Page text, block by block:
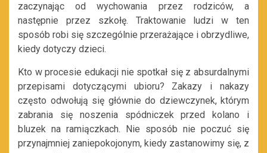
zaczynając od wychowania przez rodziców, a
następnie przez szkołę. Traktowanie ludzi w ten
sposób robi się szczególnie przerażające i obrzydliwe,
kiedy dotyczy dzieci.
Kto w procesie edukacji nie spotkał się z absurdalnymi
przepisami dotyczącymi ubioru? Zakazy i nakazy
często odwołują się głównie do dziewczynek, którym
zabrania się noszenia spódniczek przed kolano i
bluzek na ramiączkach. Nie sposób nie poczuć się
przynajmniej zaniepokojonym, kiedy zastanowimy się, z